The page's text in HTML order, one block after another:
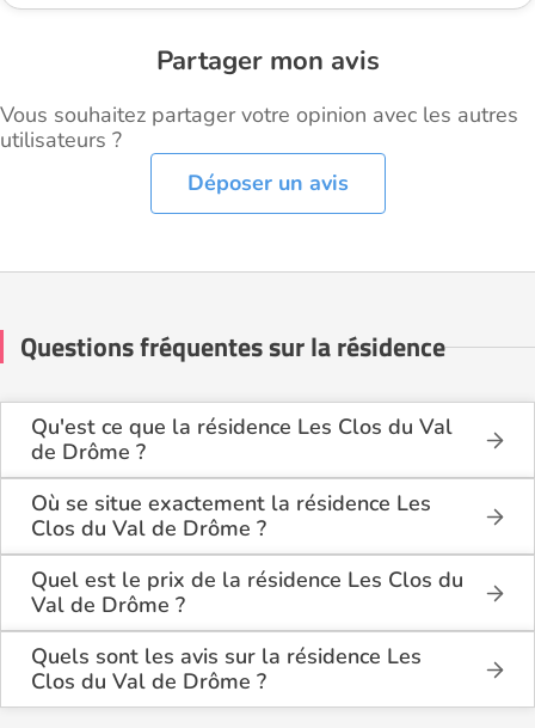
Partager mon avis
Vous souhaitez partager votre opinion avec les autres
utilisateurs ?
Déposer un avis
Questions fréquentes sur la résidence
Qu'est ce que la résidence Les Clos du Val
de Drôme ?
La résidence Les Clos du Val de Drôme est une
résidence seniors de type résidence services seniors
Cette résidence du secteur privé se situe à Livron-
sur-Drôme (26250).
Où se situe exactement la résidence Les
Clos du Val de Drôme ?
La résidence Les Clos du Val de Drôme est située
1600 Route du Val de Drôme à Livron-sur-Drôme
(26250), dans la Drôme (26).
Quel est le prix de la résidence Les Clos du
Val de Drôme ?
La résidence Les Clos du Val de Drôme propose
des logements à partir de 180 000€.
Quels sont les avis sur la résidence Les
Clos du Val de Drôme ?
Il y a 1 avis déposé(s) sur la résidence Les Clos du